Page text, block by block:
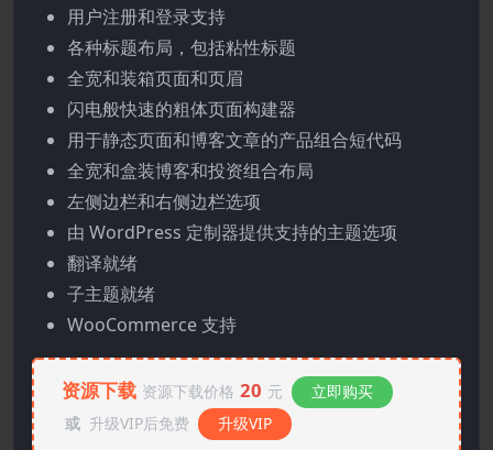
用户注册和登录支持
各种标题布局，包括粘性标题
全宽和装箱页面和页眉
闪电般快速的粗体页面构建器
用于静态页面和博客文章的产品组合短代码
全宽和盒装博客和投资组合布局
左侧边栏和右侧边栏选项
由 WordPress 定制器提供支持的主题选项
翻译就绪
子主题就绪
WooCommerce 支持
资源下载 资源下载价格 20 元
立即购买
或 升级VIP后免费 升级VIP